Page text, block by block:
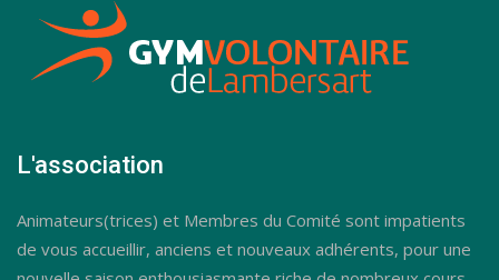
L'association
Animateurs(trices) et Membres du Comité sont impatients
de vous accueillir, anciens et nouveaux adhérents, pour une